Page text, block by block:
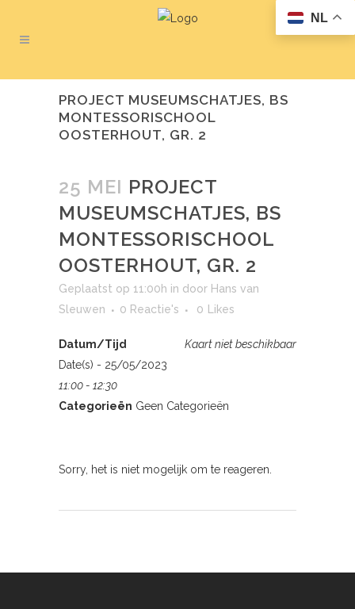
PROJECT MUSEUMSCHATJES, BS
MONTESSORISCHOOL
OOSTERHOUT, GR. 2
25 MEI PROJECT
MUSEUMSCHATJES, BS
MONTESSORISCHOOL
OOSTERHOUT, GR. 2
Geplaatst op 11:00h in door Hans van
Sleuwen
0 Reactie's 0 Likes
Kaart niet beschikbaar
Datum/Tijd
Date(s) - 25/05/2023
11:00 - 12:30
Categorieën Geen Categorieën
Sorry, het is niet mogelijk om te reageren.
NL